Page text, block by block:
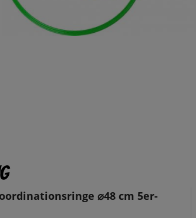
⌀48 cm 5er-